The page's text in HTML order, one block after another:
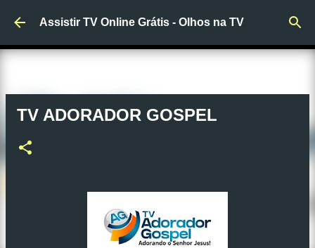
Pular para o conteúdo principal
Assistir TV Online Grátis - Olhos na TV
TV ADORADOR GOSPEL